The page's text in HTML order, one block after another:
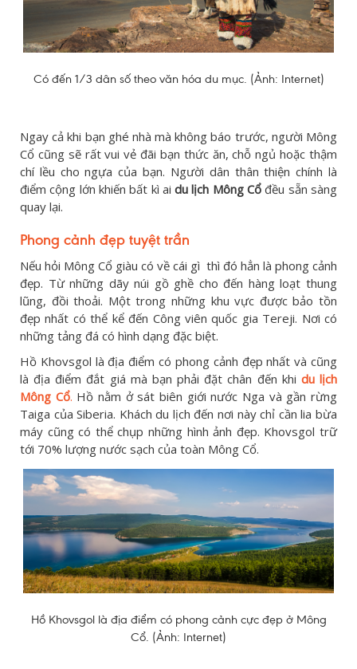
Có đến 1/3 dân số theo văn hóa du mục. (Ảnh: Internet)
Ngay cả khi bạn ghé nhà mà không báo trước, người Mông
Cổ cũng sẽ rất vui vẻ đãi bạn thức ăn, chỗ ngủ hoặc thậm
chí lều cho ngựa của bạn. Người dân thân thiện chính là
điểm cộng lớn khiến bất kì aidu lịch Mông Cổ đều sẵn sàng
quay lại.
Phong cảnh đẹp tuyệt trần
Nếu hỏi Mông Cổ giàu có về cái gì thì đó hẳn là phong cảnh
đẹp. Từ những dãy núi gồ ghề cho đến hàng loạt thung
lũng, đồi thoải. Một trong những khu vực được bảo tồn
đẹp nhất có thể kể đến Công viên quốc gia Tereji. Nơi có
những tảng đá có hình dạng đặc biệt.
Hồ Khovsgol là địa điểm có phong cảnh đẹp nhất và cũng
là địa điểm đắt giá mà bạn phải đặt chân đến khi du lịch
Mông Cổ. Hồ nằm ở sát biên giới nước Nga và gần rừng
Taiga của Siberia. Khách du lịch đến nơi này chỉ cần lia bừa
máy cũng có thể chụp những hình ảnh đẹp. Khovsgol trữ
tới 70% lượng nước sạch của toàn Mông Cổ.
Hồ Khovsgol là địa điểm có phong cảnh cực đẹp ở Mông
Cổ. (Ảnh: Internet)